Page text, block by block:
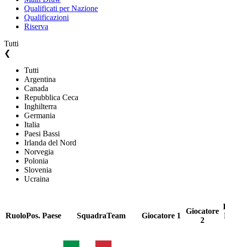
Qualificati per Nazione
Qualificazioni
Riserva
Tutti
❮
Tutti
Argentina
Canada
Repubblica Ceca
Inghilterra
Germania
Italia
Paesi Bassi
Irlanda del Nord
Norvegia
Polonia
Slovenia
Ucraina
RuoloPos. Paese SquadraTeam Giocatore 1
Giocatore
2